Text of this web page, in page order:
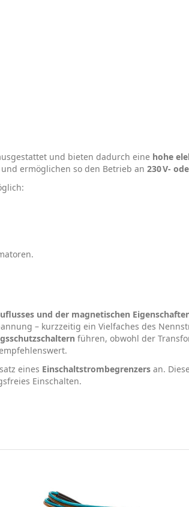
und bieten dadurch eine hohe
ermöglichen so den Betrieb an 230 V‑
und der magnetischen
– kurzzeitig ein Vielfaches des
führen, obwohl der
eines Einschaltstrombegrenzersan.
Einschalten.